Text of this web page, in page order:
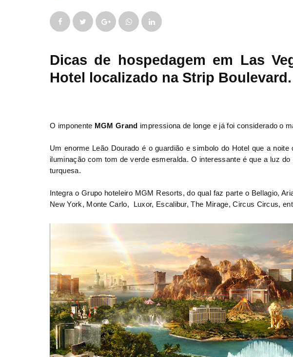
EM
FACEBOOK
EM
TWITTER
Dicas de hospedagem em Las
Hotel localizado na Strip Boulevard.
O imponente MGM Grand impressiona de longe e já foi considerado o
Um enorme Leão Dourado é o guardião e simbolo do Hotel que a
iluminação com tom de verde esmeralda. O interessante é que a luz
turquesa.
Integra o Grupo hoteleiro MGM Resorts, do qual faz parte o Bellagio,
New York, Monte Carlo, Luxor, Escalibur, The Mirage, Circus Circus,